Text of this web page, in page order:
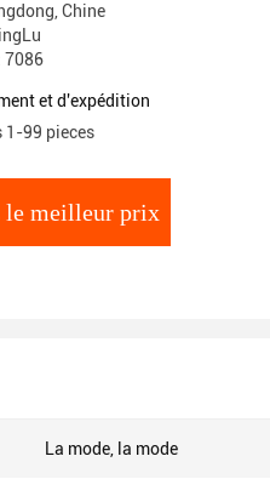
Chine
7086
et d'expédition
1-99 pieces
le meilleur prix
La mode, la mode